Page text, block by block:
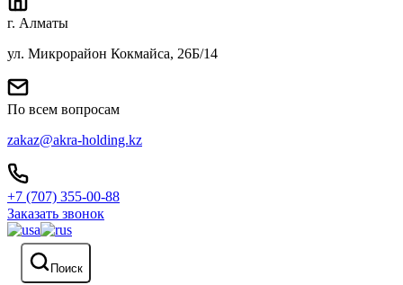
г. Алматы
ул. Микрорайон Кокмайса, 26Б/14
По всем вопросам
zakaz@akra-holding.kz
+7 (707) 355-00-88
Заказать звонок
Поиск